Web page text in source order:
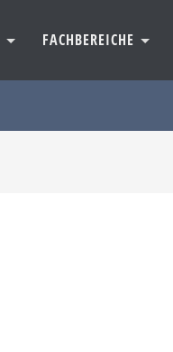
FACHBEREICHE